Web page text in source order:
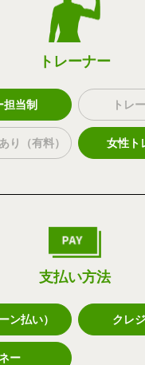
トレーナー
担当制 トレ
り（有料） 女性ト
支払い方法
ン払い） クレ
ー